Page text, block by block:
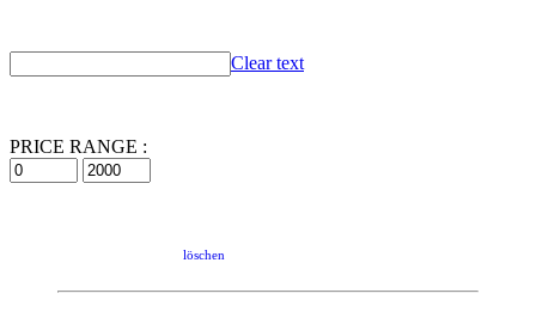
Clear text
PRICE RANGE :
löschen